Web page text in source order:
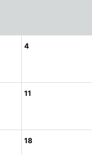
4
11
18